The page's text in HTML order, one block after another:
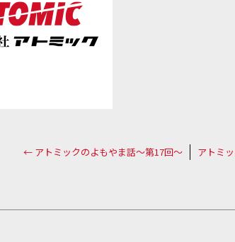
← アトミックのよもやま話～第17回～ アトミ